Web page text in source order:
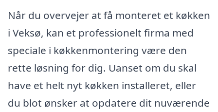
Når du overvejer at få monteret et køkken
i Veksø, kan et professionelt firma med
speciale i køkkenmontering være den
rette løsning for dig. Uanset om du skal
have et helt nyt køkken installeret, eller
du blot ønsker at opdatere dit nuværende